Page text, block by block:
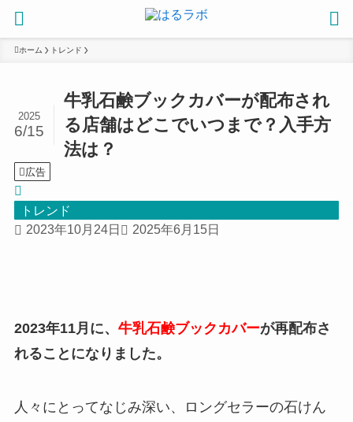
ホーム トレンド
牛乳石鹸ブックカバーが配布され
る店舗はどこでいつまで？入手方
法は？
2025
6/15
広告
トレンド
2023年10月24日
2025年6月15日
2023年11月に、 牛乳石鹸ブックカバーが再配布さ
れることになりました。
人々にとってなじみ深い、ロングセラーの石けん